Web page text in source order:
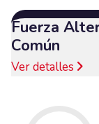
Fuerza
Común
Ver detalles